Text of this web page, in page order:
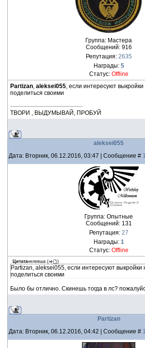
Группа: Мастера
Сообщений: 916
Репутация: 2635
Награды: 5
Статус: Offline
Partizan, aleksei055, если интересуют
поделиться своими
ТВОРИ , ВЫДУМЫВАЙ, ПРОБУЙ
aleksei055
Дата: Вторник, 06.12.2016, 03:47 | Сообщение #
Группа: Опытные
Сообщений: 131
Репутация: 27
Награды: 1
Статус: Offline
Цитатанелевша ( )
Partizan, aleksei055, если интересуют выкройки
поделиться своими
Было бы отлично. Скинешь тогда в лс?
Partizan
Дата: Вторник, 06.12.2016, 04:42 | Сообщение #